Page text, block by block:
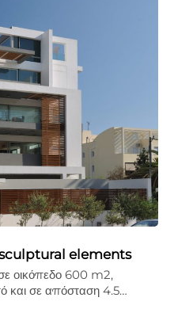
elements
σε οικόπεδο 600 m2,
και σε απόσταση 4.5…